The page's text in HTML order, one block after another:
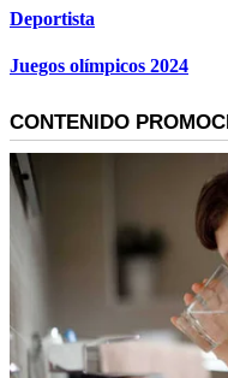
Deportista
Juegos olímpicos 2024